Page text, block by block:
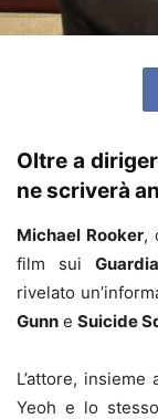
Oltre a
ne scriverà
Michael Rooker,
film sui
rivelato
Gunn e Suicide
L’attore, insieme
Yeoh e lo